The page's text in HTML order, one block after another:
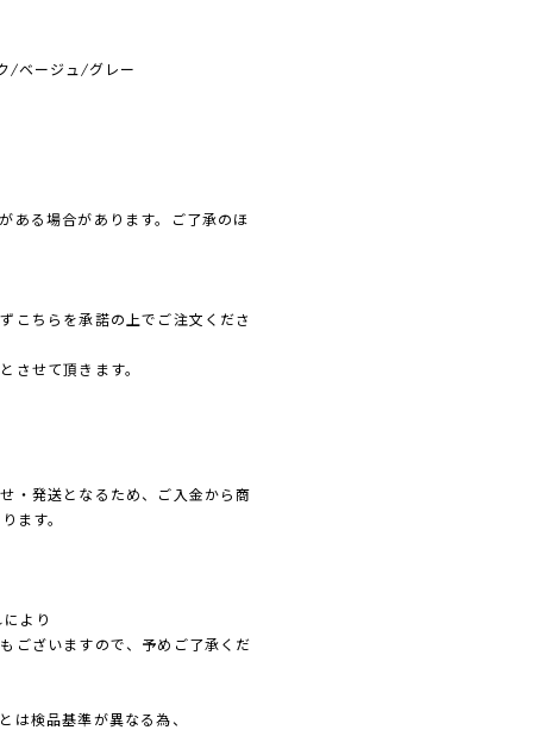
/ベージュ/グレー
ある場合があります。ご了承のほ
こちらを承諾の上でご注文くださ
させて頂きます。
・発送となるため、ご入金から商
ます。
より
ございますので、予めご了承くだ
は検品基準が異なる為、